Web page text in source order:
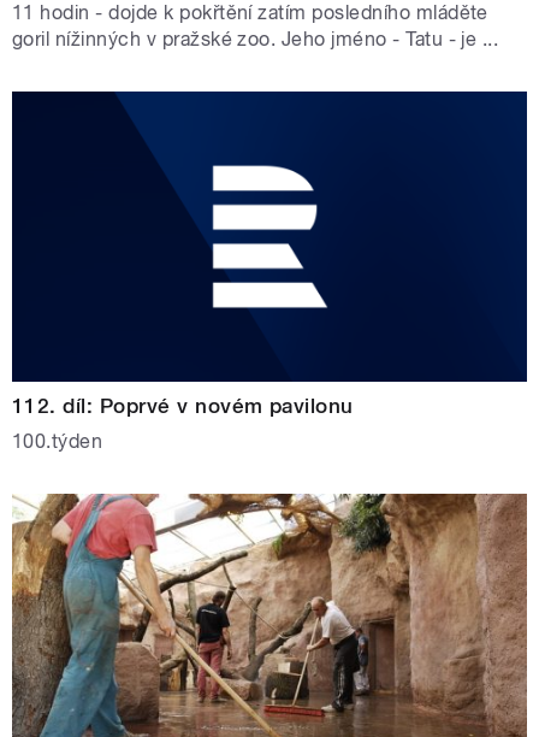
11 hodin - dojde k pokřtění zatím posledního mláděte
goril nížinných v pražské zoo. Jeho jméno - Tatu - je ...
112. díl: Poprvé v novém pavilonu
100.týden